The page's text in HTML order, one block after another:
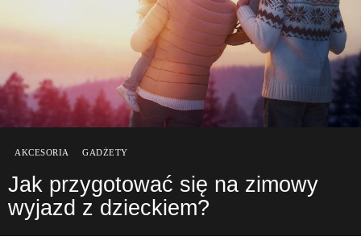
AKCESORIA GADŻETY
Jak przygotować się na zimowy
wyjazd z dzieckiem?